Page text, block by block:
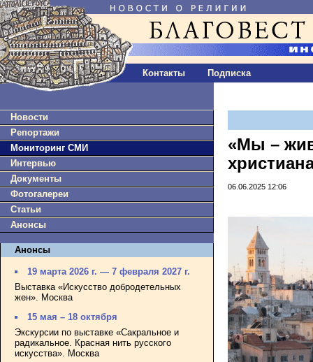
Контакты Подписка
Новости
Репортажи
Мониторинг СМИ
Интервью
Документы
Фотогалереи
Статьи
Анонсы
Анонсы
19 марта 2026 г. — 7 февраля 2027 г.
Выставка «Искусство добродетельных
жен». Москва
15 мая – 18 октября
Экскурсии по выставке «Сакральное и
радикальное. Красная нить русского
искусства». Москва
«Мы –
06.06.2025 12:06